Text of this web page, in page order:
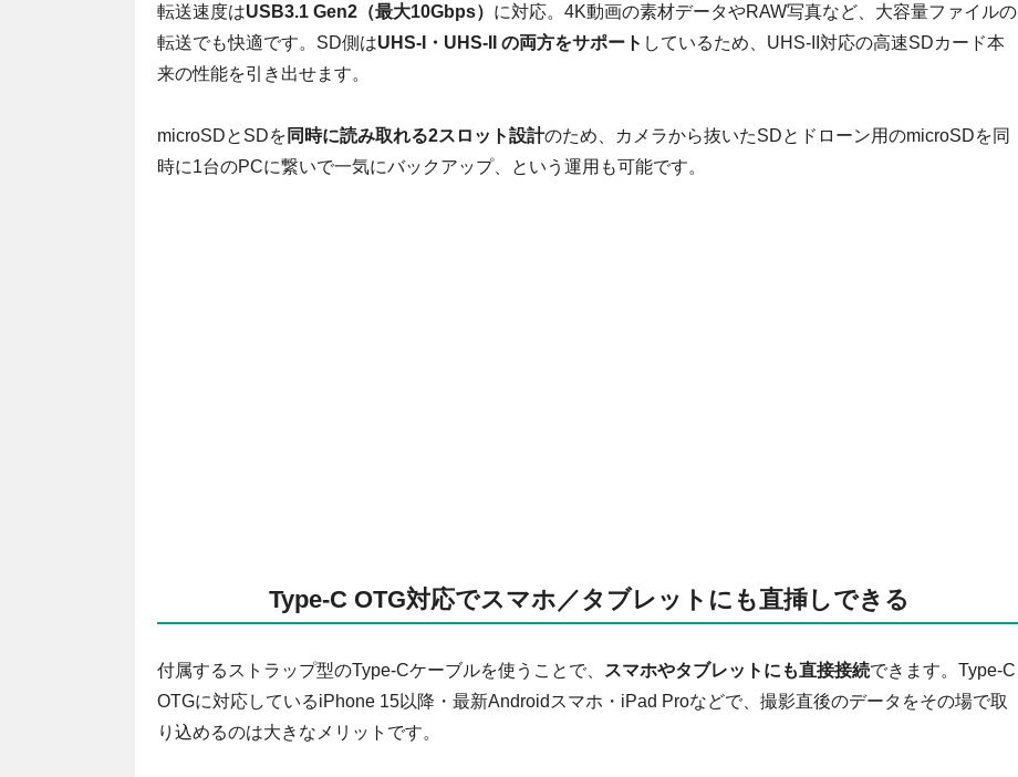
転送速度はUSB3.1 Gen2（最大10Gbps） に対応。4K動画の素材データやRAW写真など、大容量ファイルの
転送でも快適です。SD側はUHS-I・UHS-II の両方をサポート しているため、UHS-II対応の高速SDカード本
来の性能を引き出せます。
microSDとSDを 同時に読み取れる2スロット設計のため、カメラから抜いたSDとドローン用のmicroSDを同
時に1台のPCに繋いで一気にバックアップ、という運用も可能です。
Type-C OTG対応でスマホ／タブレットにも直挿しできる
付属するストラップ型のType-Cケーブルを使うことで、 スマホやタブレットにも直接接続できます。Type-C
OTGに対応しているiPhone 15以降・最新Androidスマホ・iPad Proなどで、撮影直後のデータをその場で取
り込めるのは大きなメリットです。